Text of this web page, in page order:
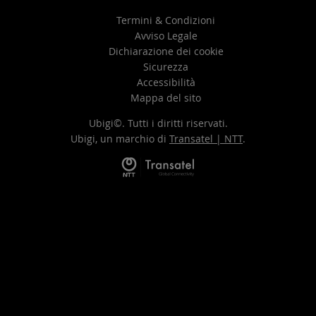
Termini & Condizioni
Avviso Legale
Dichiarazione dei cookie
Sicurezza
Accessibilità
Mappa del sito
Ubigi©. Tutti i diritti riservati.
Ubigi, un marchio di Transatel | NTT.